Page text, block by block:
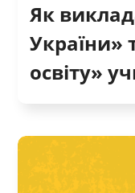
Як
України»
освіту»